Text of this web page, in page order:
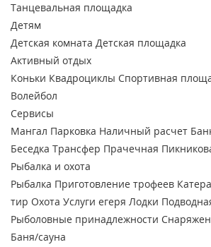
Танцевальная площадка
Детям
Детская комната Детская площадка
Активный отдых
Коньки Квадроциклы Спортивная
Волейбол
Сервисы
Мангал Парковка Наличный расчет
Беседка Трансфер Прачечная
Рыбалка и охота
Рыбалка Приготовление трофеев Катера
тир Охота Услуги егеря Лодки
Рыболовные принадлежности
Баня/сауна